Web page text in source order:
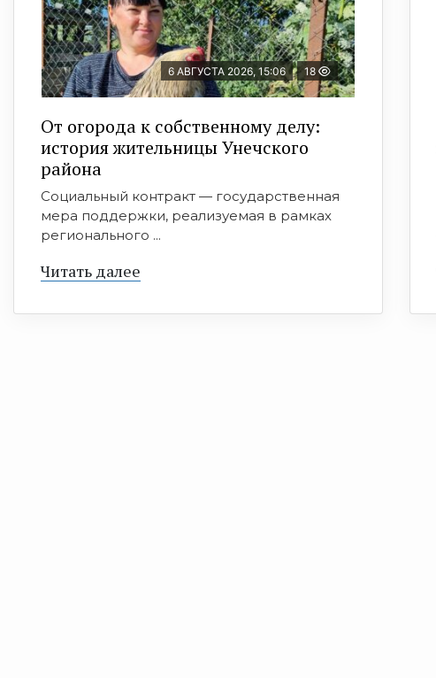
6 АВГУСТА 2026, 15:06 18
От огорода к собственному делу:
история жительницы Унечского
района
Социальный контракт — государственная
мера поддержки, реализуемая в рамках
регионального ...
Читать далее